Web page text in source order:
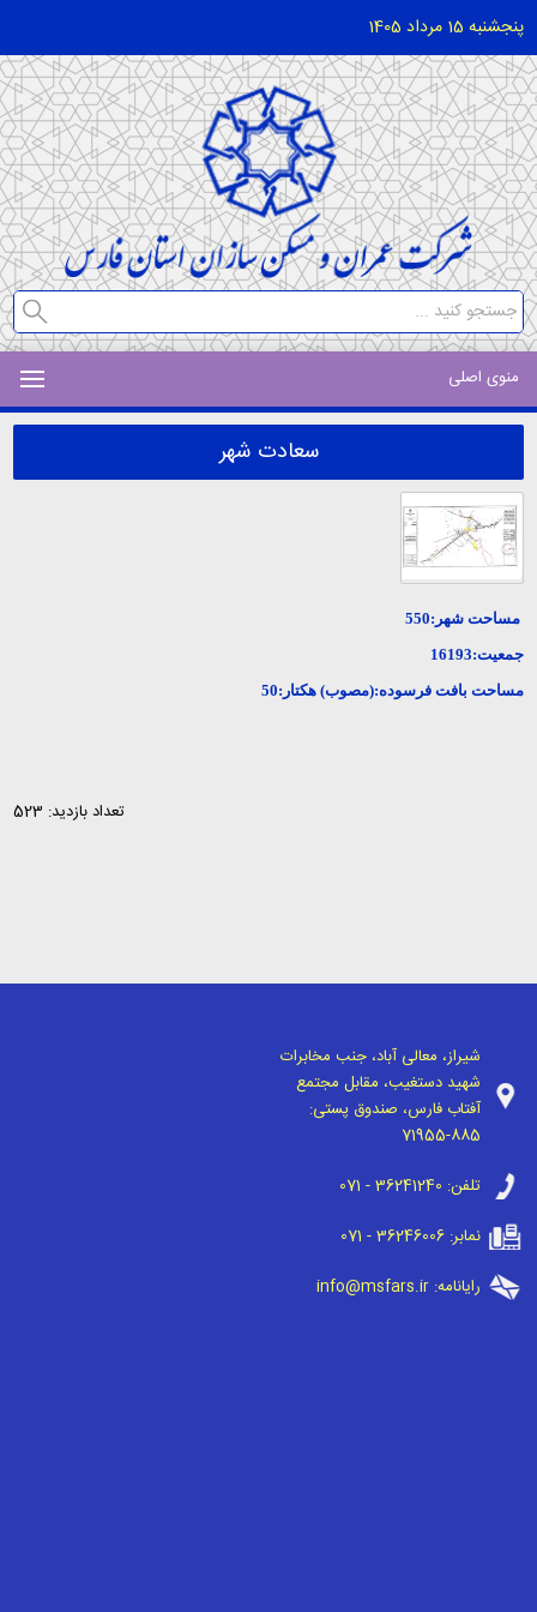
پنجشنبه 15 مرداد 1405
منوی اصلی
سعادت شهر
مساحت شهر:550
جمعیت:16193
مساحت بافت فرسوده:(مصوب) هکتار:50
تعداد بازدید: 523
شیراز، معالی آباد، جنب مخابرات
شهید دستغیب، مقابل مجتمع
آفتاب فارس، صندوق پستی:
71955-885
تلفن: 071 - 36241240
نمابر:071 - 36246006
رایانامه:info@msfars.ir